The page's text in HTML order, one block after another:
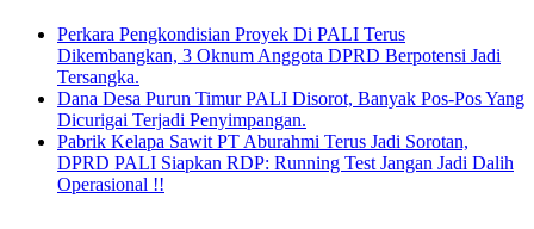
Perkara Pengkondisian Proyek Di PALI Terus
Dikembangkan, 3 Oknum Anggota DPRD Berpotensi Jadi
Tersangka.
Dana Desa Purun Timur PALI Disorot, Banyak Pos-Pos Yang
Dicurigai Terjadi Penyimpangan.
Pabrik Kelapa Sawit PT Aburahmi Terus Jadi Sorotan,
DPRD PALI Siapkan RDP: Running Test Jangan Jadi Dalih
Operasional !!